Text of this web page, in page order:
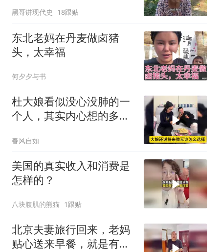
黑哥讲现代史 18跟贴
东北老妈在丹麦做卤猪
头，太幸福
何夕夕与书
杜大娘看似没心没肺的一
个人，其实内心想的多，
春风自如
美国的真实收入和消费是
怎样的？
八块腹肌的熊猫 1跟贴
北京夫妻旅行回来，老妈
贴心送来早餐，就是有点